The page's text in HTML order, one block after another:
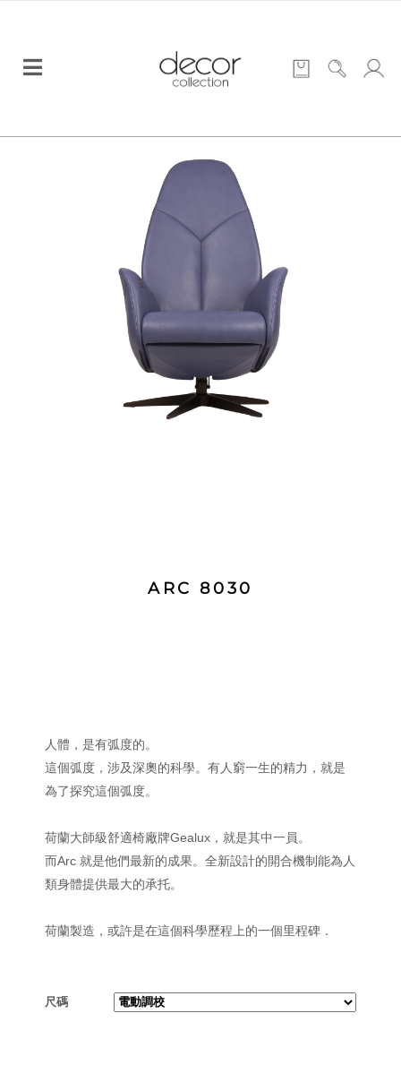
ARC 8030
人體，是有弧度的。
這個弧度，涉及深奧的科學。有人窮一生的精力，就是
為了探究這個弧度。
荷蘭大師級舒適椅廠牌Gealux，就是其中一員。
而Arc 就是他們最新的成果。全新設計的開合機制能為人
類身體提供最大的承托。
荷蘭製造，或許是在這個科學歷程上的一個里程碑．
尺碼